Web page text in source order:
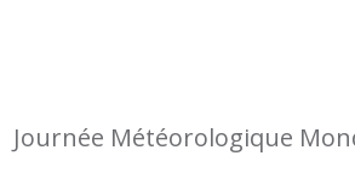
Journée Météorologique